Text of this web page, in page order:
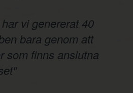
vi genererat 40
bara genom att
som finns anslutna